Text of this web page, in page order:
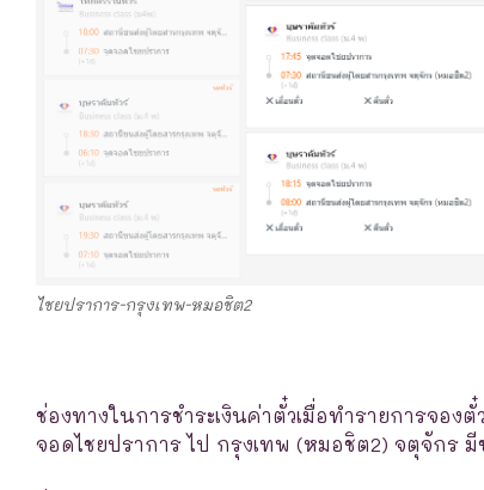
ไชยปราการ-กรุงเทพ-หมอชิต2
ช่องทางในการชำระเงินค่าตั๋วเมื่อทำรายการจอง
จอดไชยปราการ ไป กรุงเทพ (หมอชิต2) จตุจักร